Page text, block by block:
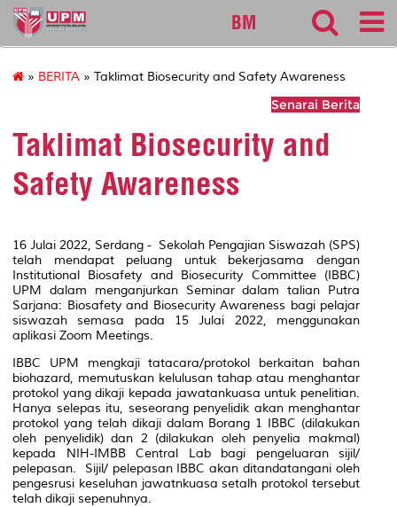
127
BM
» BERITA » Taklimat Biosecurity and Safety Awareness
Senarai Berita
Taklimat Biosecurity and
Safety Awareness
16 Julai 2022, Serdang - Sekolah Pengajian Siswazah (SPS)
telah mendapat peluang untuk bekerjasama dengan
Institutional Biosafety and Biosecurity Committee (IBBC)
UPM dalam menganjurkan Seminar dalam talian Putra
Sarjana: Biosafety and Biosecurity Awareness bagi pelajar
siswazah semasa pada 15 Julai 2022, menggunakan
aplikasi Zoom Meetings.
IBBC UPM mengkaji tatacara/protokol berkaitan bahan
biohazard, memutuskan kelulusan tahap atau menghantar
protokol yang dikaji kepada jawatankuasa untuk penelitian.
Hanya selepas itu, seseorang penyelidik akan menghantar
protokol yang telah dikaji dalam Borang 1 IBBC (dilakukan
oleh penyelidik) dan 2 (dilakukan oleh penyelia makmal)
kepada NIH-IMBB Central Labbagi pengeluaran sijil/
pelepasan. Sijil/ pelepasan IBBC akan ditandatangani oleh
pengesrusi keseluhan jawatnkuasa setalh protokol tersebut
telah dikaji sepenuhnya.